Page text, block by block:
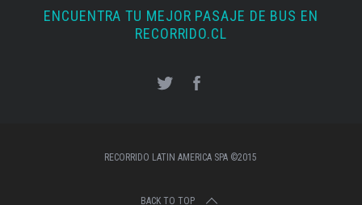
ENCUENTRA TU MEJOR PASAJE DE BUS EN
RECORRIDO.CL
RECORRIDO LATIN AMERICA SPA ©2015
BACK TO TOP